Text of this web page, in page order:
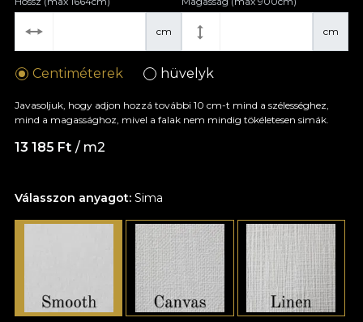
Válasszon anyagot: Sima
cm cm
Centiméterek hüvelyk
Javasoljuk, hogy adjon hozzá további 10 cm-t mind a szélességhez,
mind a magassághoz, mivel a falak nem mindig tökéletesen simák.
13 185 Ft / m2